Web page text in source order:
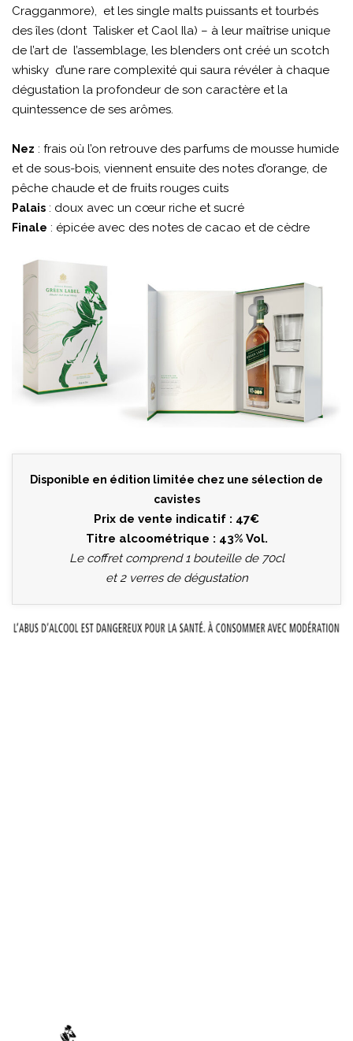
Cragganmore), et les single malts puissants et tourbés
des îles (dont Talisker et Caol Ila) – à leur maîtrise unique
de l’art de l’assemblage, les blenders ont créé un scotch
whisky d’une rare complexité qui saura révéler à chaque
dégustation la profondeur de son caractère et la
quintessence de ses arômes.
Nez : frais où l’on retrouve des parfums de mousse humide
et de sous-bois, viennent ensuite des notes d’orange, de
pêche chaude et de fruits rouges cuits
Palais : doux avec un cœur riche et sucré
Finale : épicée avec des notes de cacao et de cèdre
Disponible en édition limitée chez une sélection de
cavistes
Prix de vente indicatif : 47€
Titre alcoométrique : 43% Vol.
Le coffret comprend 1 bouteille de 70cl
et 2 verres de dégustation